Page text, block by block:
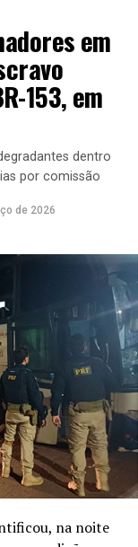
em
153, em
dentro
por comissão
de 2026
na noite